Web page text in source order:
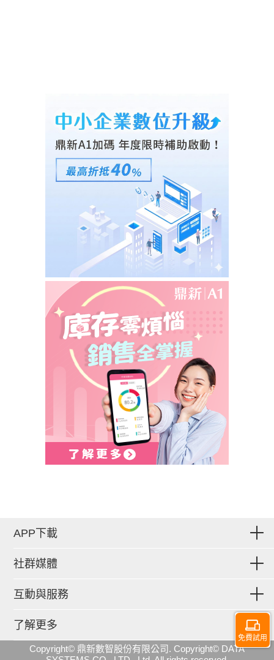
免費試用
APP下載
社群媒體
互動與服務
了解更多
Copyright© 鼎新數智股份有限公司. Copyright© DATA